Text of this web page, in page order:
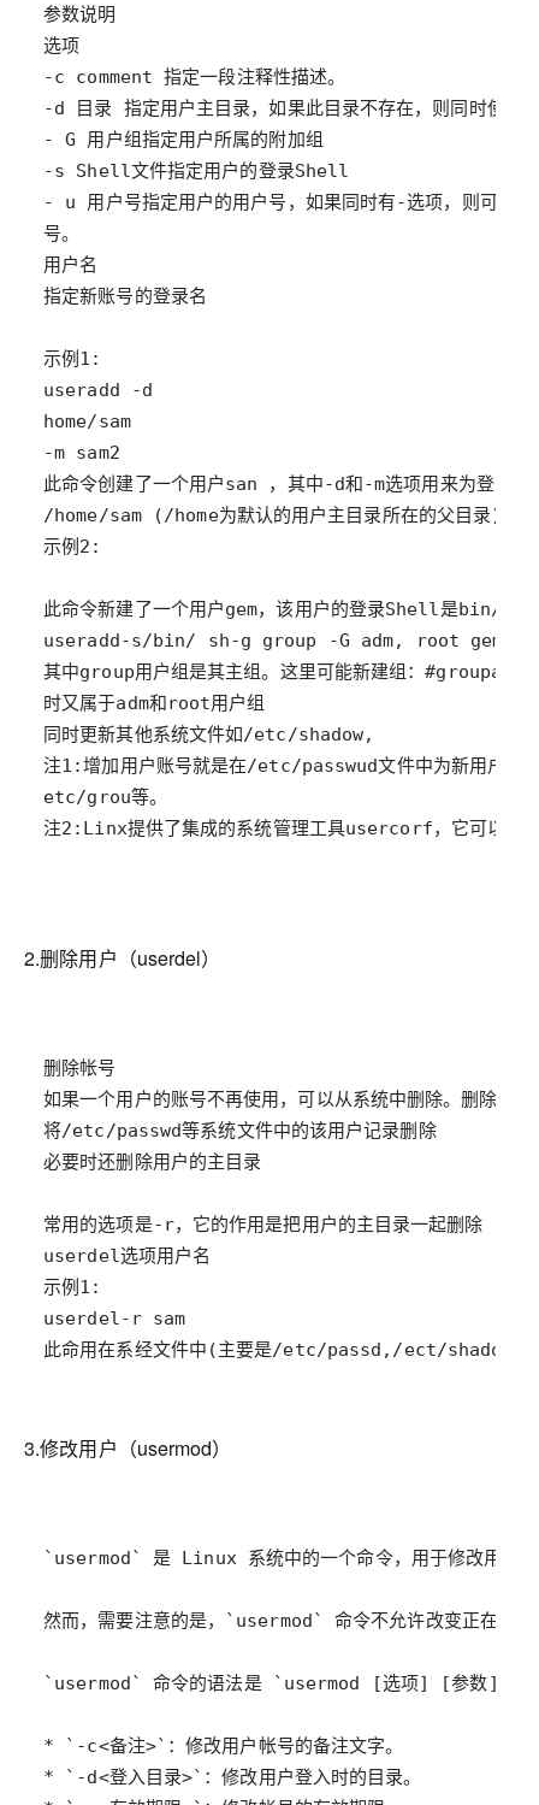
home/sam
2.删除用户（userdel）
将/etc/passwd等系统文件中的该用户记录删除
此命用在系经文件中(主要是/etc/passd,/ect/shadow/
3.修改用户（usermod）